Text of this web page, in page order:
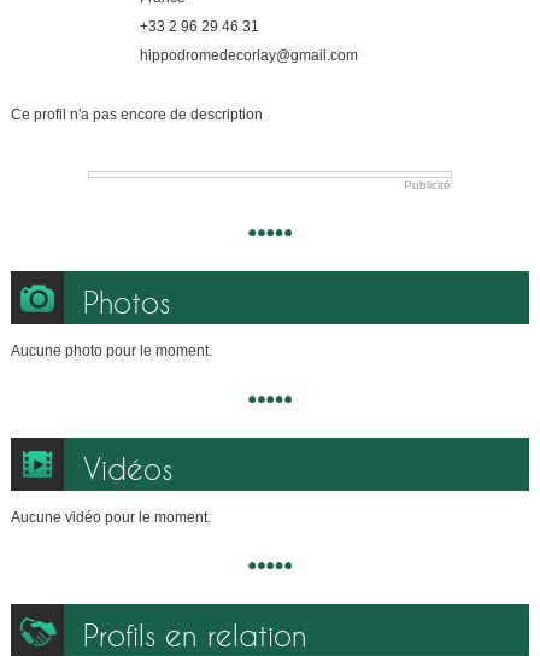
+33 2 96 29 46 31
hippodromedecorlay@gmail.com
Ce profil n'a pas encore de description
Publicité
Photos
Aucune photo pour le moment.
Vidéos
Aucune vidéo pour le moment.
Profils en relation